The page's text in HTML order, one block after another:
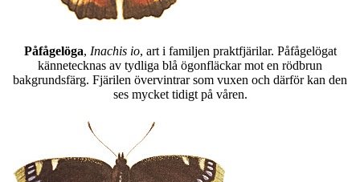
Påfågelöga, Inachis io, art i familjen praktfjärilar. Påfågelögat
kännetecknas av tydliga blå ögonfläckar mot en rödbrun
bakgrundsfärg. Fjärilen övervintrar som vuxen och därför kan den
ses mycket tidigt på våren.